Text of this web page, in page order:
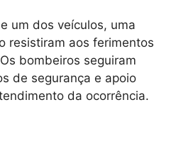
um dos veículos, uma
resistiram aos ferimentos
bombeiros seguiram
de segurança e apoio
da ocorrência.